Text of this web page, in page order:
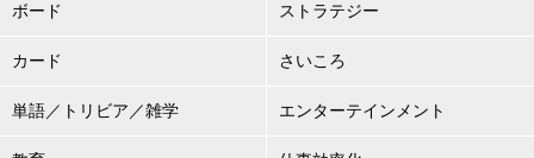
ボード ストラテジー
カード さいころ
単語／トリビア／雑学 エンターテインメント